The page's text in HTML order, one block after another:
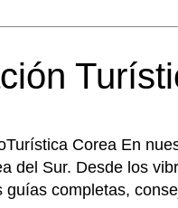
Corea En
del Sur. Desde los
guías completas,